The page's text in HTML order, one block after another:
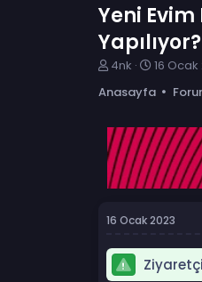
Yeni
Yapılıyor?
K
n
u
y
u
b
a
l
t
a
4nk
B
ş
a
n
g
ı
ç
a
i
h
16 Ocak
Anasayfa
16 Ocak 2023